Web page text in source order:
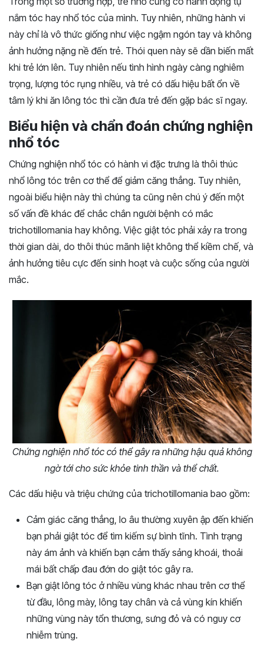
nắm tóc hay nhổ tóc của mình. Tuy nhiên, những hành vi
này chỉ là vô thức giống như việc ngậm ngón tay và không
ảnh hưởng nặng nề đến trẻ. Thói quen này sẽ dần biến mất
khi trẻ lớn lên. Tuy nhiên nếu tình hình ngày càng nghiêm
trọng, lượng tóc rụng nhiều, và trẻ có dấu hiệu bất ổn về
tâm lý khi ăn lông tóc thì cần đưa trẻ đến gặp bác sĩ ngay.
Biểu hiện và chẩn đoán chứng nghiện
nhổ tóc
Chứng nghiện nhổ tóc có hành vi đặc trưng là thôi thúc
nhổ lông tóc trên cơ thể để giảm căng thẳng. Tuy nhiên,
ngoài biểu hiện này thì chúng ta cũng nên chú ý đến một
số vấn đề khác để chắc chắn người bệnh có mắc
trichotillomania hay không. Việc giật tóc phải xảy ra trong
thời gian dài, do thôi thúc mãnh liệt không thể kiềm chế, và
ảnh hưởng tiêu cực đến sinh hoạt và cuộc sống của người
mắc.
Chứng nghiện nhổ tóc có thể gây ra những hậu quả không
ngờ tới cho sức khỏe tinh thần và thể chất.
Các dấu hiệu và triệu chứng của trichotillomania bao gồm:
Cảm giác căng thẳng, lo âu thường xuyên ập đến khiến
bạn phải giật tóc để tìm kiếm sự bình tĩnh. Tình trạng
này ám ảnh và khiến bạn cảm thấy sảng khoái, thoải
mái bất chấp đau đớn do giật tóc gây ra.
Bạn giật lông tóc ở nhiều vùng khác nhau trên cơ thể
từ đầu, lông mày, lông tay chân và cả vùng kín khiến
những vùng này tổn thương, sưng đỏ và có nguy cơ
nhiễm trùng.